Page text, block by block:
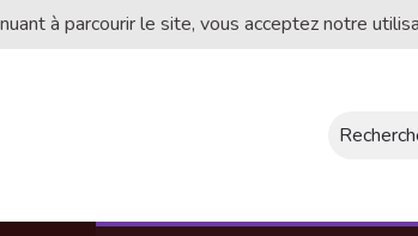
à parcourir le site, vous acceptez notre
Rechercher